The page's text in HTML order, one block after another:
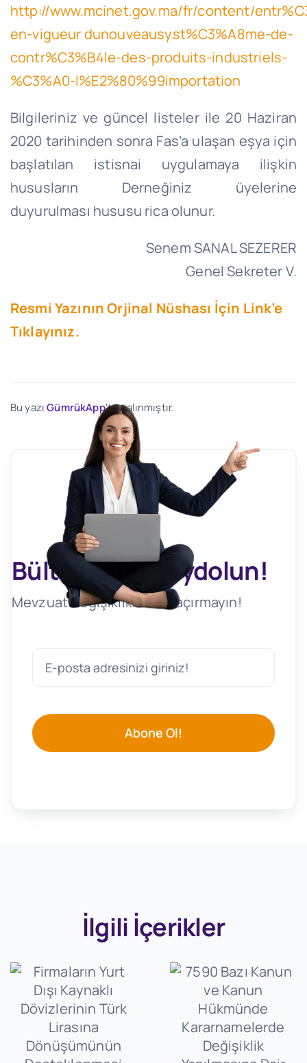
http://www.mcinet.gov.ma/fr/content/
en-vigueur dunouveausyst%C3%A8me-de-
contr%C3%B4le-des-produits-industriels-
%C3%A0-l%E2%80%99importation
Bilgileriniz ve güncel listeler ile 20 Haziran
2020 tarihinden sonra Fas’a ulaşan eşya için
başlatılan istisnai uygulamaya ilişkin
hususların Derneğiniz üyelerine
duyurulması hususu rica olunur.
Senem SANAL SEZERER
Genel Sekreter V.
Resmi Yazının Orjinal Nüshası İçin Link’e
Tıklayınız.
Bu yazıGümrükApp'ten alınmıştır.
Bültenimize Kaydolun!
Mevzuat Değişikliklerini Kaçırmayın!
Abone Ol!
İlgili İçerikler